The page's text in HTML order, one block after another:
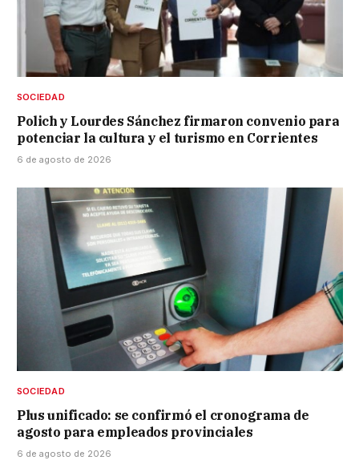
SOCIEDAD
Polich y Lourdes Sánchez firmaron convenio para
potenciar la cultura y el turismo en Corrientes
6 de agosto de 2026
SOCIEDAD
Plus unificado: se confirmó el cronograma de
agosto para empleados provinciales
6 de agosto de 2026